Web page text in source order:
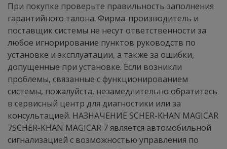
При покупке проверьте правильность заполнения
гарантийного талона. Фирма-производитель и
поставщик системы не несут ответственности за
любое игнорирование пунктов руководств по
установке и эксплуатации, а также за ошибки,
допущенные при установке. Если возникли
проблемы, связанные с функционированием
системы, пожалуйста, незамедлительно обратитесь
в сервисный центр для диагностики или за
консультацией. НАЗНАЧЕНИЕ SCHER-KHAN MAGICAR
7SCHER-KHAN MAGICAR 7 является автомобильной
сигнализацией с возможностью управления по